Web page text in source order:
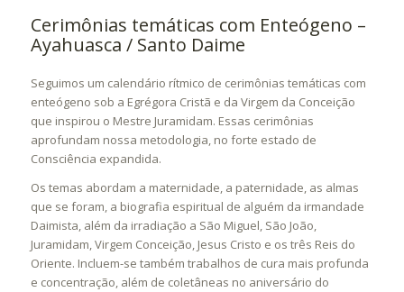
Cerimônias temáticas com Enteógeno –
Ayahuasca / Santo Daime
Seguimos um calendário rítmico de cerimônias temáticas com
enteógeno sob a Egrégora Cristã e da Virgem da Conceição
que inspirou o Mestre Juramidam. Essas cerimônias
aprofundam nossa metodologia, no forte estado de
Consciência expandida.
Os temas abordam a maternidade, a paternidade, as almas
que se foram, a biografia espiritual de alguém da irmandade
Daimista, além da irradiação a São Miguel, São João,
Juramidam, Virgem Conceição, Jesus Cristo e os três Reis do
Oriente. Incluem-se também trabalhos de cura mais profunda
e concentração, além de coletâneas no aniversário do